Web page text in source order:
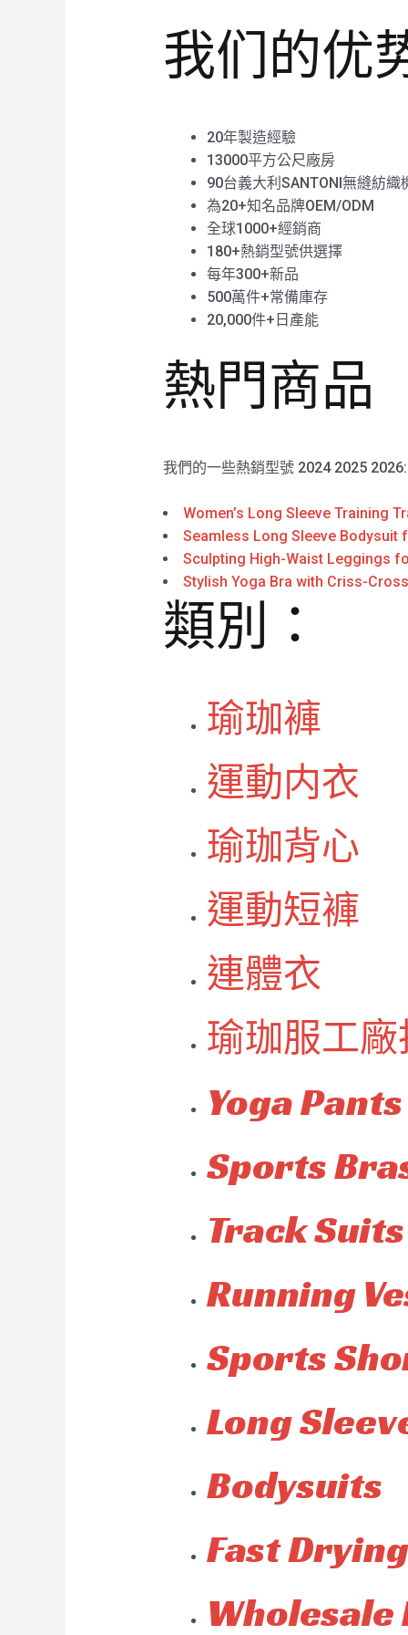
我们的优
20年製造經驗
13000平方公尺廠房
90台義大利SANTONI無縫紡織
為20+知名品牌OEM/ODM
全球1000+經銷商
180+熱銷型號供選擇
每年300+新品
500萬件+常備庫存
20,000件+日產能
熱門商品
我們的一些熱銷型號 2024 2025
Women’s Long Sleeve Training
Seamless Long Sleeve Bodysuit
Sculpting High-Waist Leggings
Stylish Yoga Bra with Criss-
類別：
瑜珈褲
運動内衣
瑜珈背心
運動短褲
連體衣
瑜珈服工
Yoga Pants
Sports
Track Suits
Running
Sports
Long
Bodysuits
Fast
Wholesale